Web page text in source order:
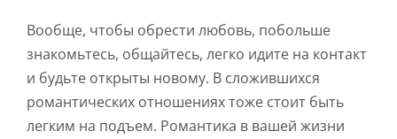
Вообще, чтобы обрести любовь, побольше
знакомьтесь, общайтесь, легко идите на контакт
и будьте открыты новому. В сложившихся
романтических отношениях тоже стоит быть
легким на подъем. Романтика в вашей жизни